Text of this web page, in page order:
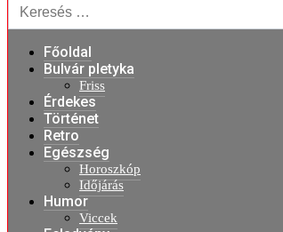
Főoldal
Bulvár pletyka
Friss
Érdekes
Történet
Retro
Egészség
Horoszkóp
Időjárás
Humor
Viccek